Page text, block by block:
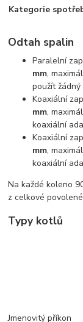
Kategorie
Odtah spalin
Paralelní
mm,
použít
Koaxiální
mm,
koaxiální
Koaxiální
mm,
koaxiální
Na každé koleno
z celkové
Typy kotlů
Jmenovitý příkon